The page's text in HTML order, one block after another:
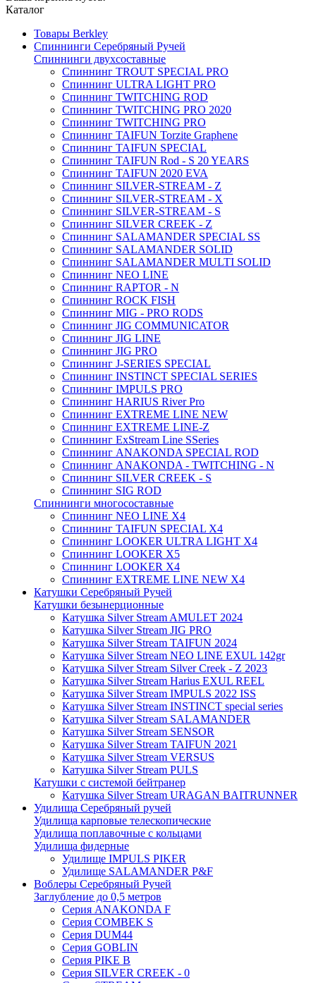
Каталог
Товары Berkley
Спиннинги Серебряный Ручей
Спиннинги двухсоставные
Спиннинг TROUT SPECIAL PRO
Спиннинг ULTRA LIGHT PRO
Спиннинг TWITCHING ROD
Спиннинг TWITCHING PRO 2020
Спиннинг TWITCHING PRO
Спиннинг TAIFUN Torzite Graphene
Спиннинг TAIFUN SPECIAL
Спиннинг TAIFUN Rod - S 20 YEARS
Спиннинг TAIFUN 2020 EVA
Спиннинг SILVER-STREAM - Z
Спиннинг SILVER-STREAM - X
Спиннинг SILVER-STREAM - S
Спиннинг SILVER CREEK - Z
Спиннинг SALAMANDER SPECIAL SS
Спиннинг SALAMANDER SOLID
Спиннинг SALAMANDER MULTI SOLID
Спиннинг NEO LINE
Спиннинг RAPTOR - N
Спиннинг ROCK FISH
Спиннинг MIG - PRO RODS
Спиннинг JIG COMMUNICATOR
Спиннинг JIG LINE
Спиннинг JIG PRO
Спиннинг J-SERIES SPECIAL
Спиннинг INSTINCT SPECIAL SERIES
Спиннинг IMPULS PRO
Спиннинг HARIUS River Pro
Спиннинг EXTREME LINE NEW
Спиннинг EXTREME LINE-Z
Спиннинг ExStream Line SSeries
Спиннинг ANAKONDA SPECIAL ROD
Спиннинг ANAKONDA - TWITCHING - N
Спиннинг SILVER CREEK - S
Спиннинг SIG ROD
Спиннинги многосоставные
Спиннинг NEO LINE X4
Спиннинг TAIFUN SPECIAL X4
Спиннинг LOOKER ULTRA LIGHT X4
Спиннинг LOOKER X5
Спиннинг LOOKER X4
Спиннинг EXTREME LINE NEW X4
Катушки Серебряный Ручей
Катушки безынерционные
Катушка Silver Stream AMULET 2024
Катушка Silver Stream JIG PRO
Катушка Silver Stream TAIFUN 2024
Катушка Silver Stream NEO LINE EXUL 142gr
Катушка Silver Stream Silver Creek - Z 2023
Катушка Silver Stream Harius EXUL REEL
Катушка Silver Stream IMPULS 2022 ISS
Катушка Silver Stream INSTINCT special series
Катушка Silver Stream SALAMANDER
Катушка Silver Stream SENSOR
Катушка Silver Stream TAIFUN 2021
Катушка Silver Stream VERSUS
Катушка Silver Stream PULS
Катушки с системой бейтранер
Катушка Silver Stream URAGAN BAITRUNNER
Удилища Серебряный ручей
Удилища карповые телескопические
Удилища поплавочные с кольцами
Удилища фидерные
Удилище IMPULS PIKER
Удилище SALAMANDER P&F
Воблеры Серебряный Ручей
Заглубление до 0,5 метров
Серия ANAKONDA F
Серия COMBEK S
Серия DUM44
Серия GOBLIN
Серия PIKE B
Серия SILVER CREEK - 0